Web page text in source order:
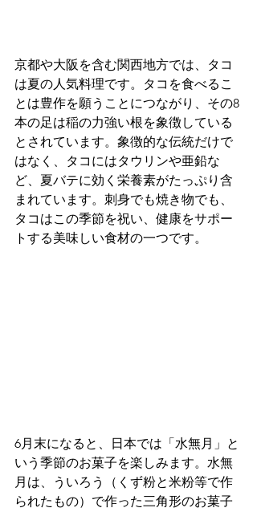
京都や大阪を含む関西地方では、タコ
は夏の人気料理です。タコを食べるこ
とは豊作を願うことにつながり、その8
本の足は稲の力強い根を象徴している
とされています。象徴的な伝統だけで
はなく、タコにはタウリンや亜鉛な
ど、夏バテに効く栄養素がたっぷり含
まれています。刺身でも焼き物でも、
タコはこの季節を祝い、健康をサポー
トする美味しい食材の一つです。
6月末になると、日本では「水無月」と
いう季節のお菓子を楽しみます。水無
月は、ういろう（くず粉と米粉等で作
られたもの）で作った三角形のお菓子